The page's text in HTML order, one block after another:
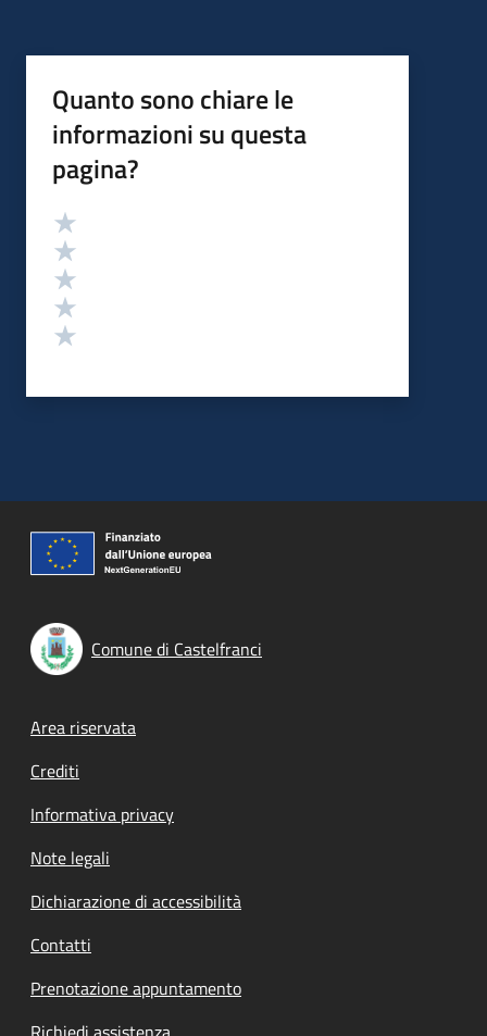
Quanto sono chiare le
informazioni su questa
pagina?
Valutazione
Comune di Castelfranci
Footer menu
Area riservata
Crediti
Informativa privacy
Note legali
Dichiarazione di accessibilità
Contatti
Prenotazione appuntamento